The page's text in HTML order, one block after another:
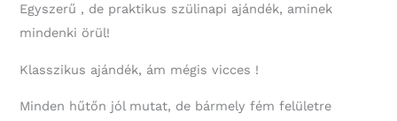
Egyszerű , de praktikus szülinapi ajándék, aminek
mindenki örül!
Klasszikus ajándék, ám mégis vicces !
Minden hűtőn jól mutat, de bármely fém felületre